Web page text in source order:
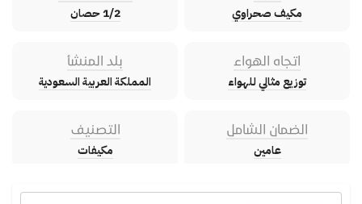
مكيف صحراوي 1/2 حصان
اتجاه الهواء
توزيع مثالي للهواء
بلد المنشأ
المملكة العربية السعودية
الضمان الشامل
عامين
التصنيف
مكيفات